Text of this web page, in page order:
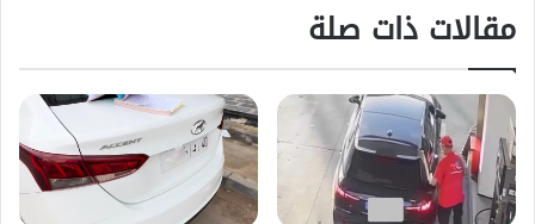
مقالات ذات صلة